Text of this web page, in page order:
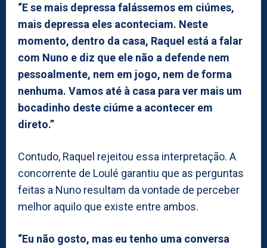
“E se mais depressa falássemos em ciúmes,
mais depressa eles aconteciam. Neste
momento, dentro da casa, Raquel está a falar
com Nuno e diz que ele não a defende nem
pessoalmente, nem em jogo, nem de forma
nenhuma. Vamos até à casa para ver mais um
bocadinho deste ciúme a acontecer em
direto.”
Contudo, Raquel rejeitou essa interpretação. A
concorrente de Loulé garantiu que as perguntas
feitas a Nuno resultam da vontade de perceber
melhor aquilo que existe entre ambos.
“Eu não gosto, mas eu tenho uma conversa